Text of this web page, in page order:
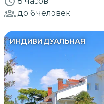
до 6 человек
ИНДИВИДУАЛЬНАЯ